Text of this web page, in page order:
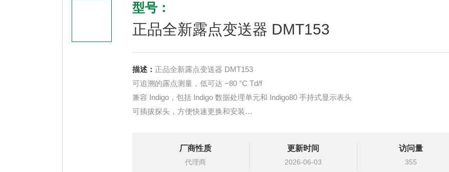
型号：
正品全新露点变送器 DMT153
描述： 正品全新露点变送器 DMT153
可追溯的露点测量，低可达 −80 °C Td/f
兼容 Indigo，包括 Indigo 数据处理单元和 Indigo80 手持式显示表头
可插拔探头，方便快速更换和安装
工作气压可达 50 巴
ISO G 1/2“、NPT 1/2“、UNF 3/4“ 过程连接
厂商性质
代理商
更新时间
2026-06-03
访问量
355